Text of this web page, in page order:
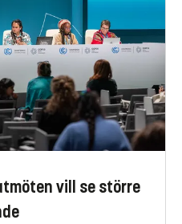
vill se större